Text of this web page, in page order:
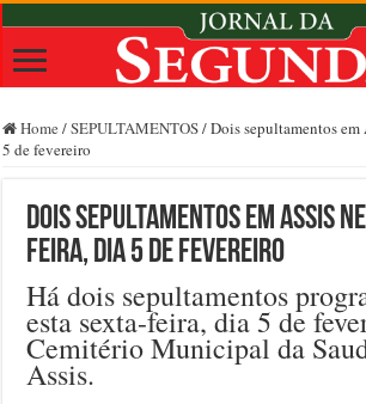
Home /SEPULTAMENTOS/Dois sepultamentos em
5 de fevereiro
Dois sepultamentos em Assis
feira, dia 5 de fevereiro
Há dois sepultamentos
esta sexta-feira, dia 5 de
Cemitério Municipal da
Assis.